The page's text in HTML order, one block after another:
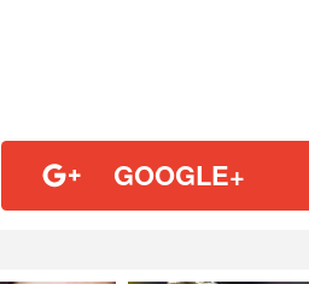
GOOGLE+